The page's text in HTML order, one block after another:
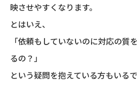
映させやすくなります。
とはいえ、
「依頼もしていないのに対応の質
るの？」
という疑問を抱えている方もいるで